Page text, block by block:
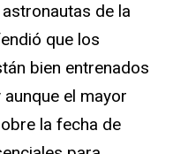
de la
que los
bien entrenados
el mayor
la fecha de